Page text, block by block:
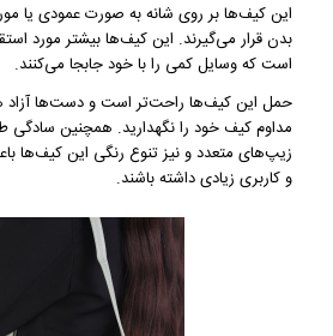
این کیف‌ها بر روی شانه به صورت عمودی یا
بدن قرار می‌گیرند. این کیف‌ها بیشتر مورد
است که وسایل کمی را با خود جابجا می‌کنند.
حمل این کیف‌ها راحت‌تر است و دست‌ها آزاد
مداوم کیف خود را نگهدارید. همچنین سادگی
زیپ‌های متعدد و نیز تنوع رنگی این کیف‌ها
و کاربری زیادی داشته باشند.